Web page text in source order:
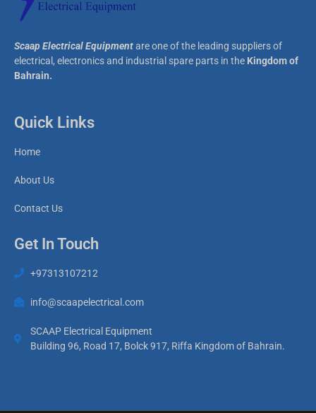
Scaap Electrical Equipmentare one of the leading suppliers of
electrical, electronics and industrial spare parts in the Kingdom of
Bahrain.
Quick Links
Home
About Us
Contact Us
Get In Touch
+97313107212
info@scaapelectrical.com
SCAAP Electrical Equipment
Building 96, Road 17, Bolck 917, Riffa Kingdom of Bahrain.